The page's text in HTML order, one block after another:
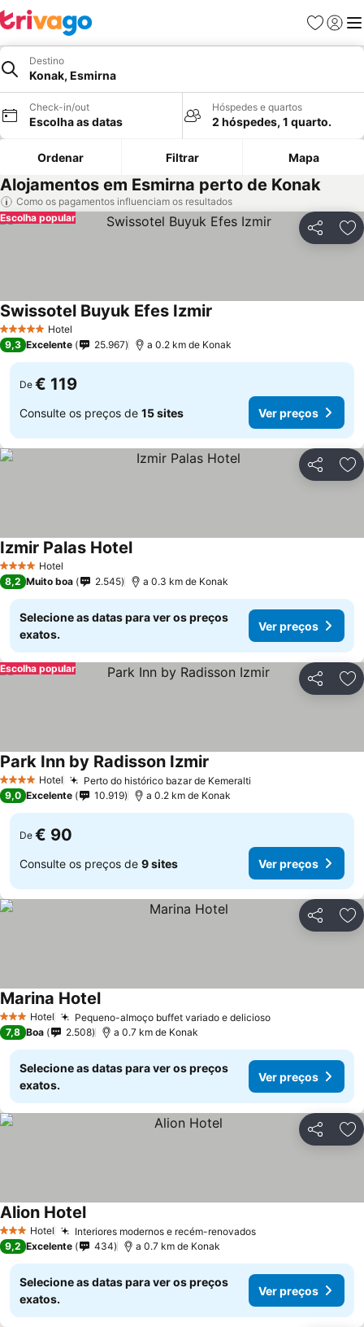
Favoritos
Iniciar
Destino
Konak, Esmirna
Check-in/out
Escolha as datas
Hóspedes e quartos
2 hóspedes, 1 quarto.
Ordenar Filtrar Mapa
Alojamentos em Esmirna perto de Konak
Como os pagamentos influenciam os resultados
Partilhar
Escolha popular
5 Estrelas Hotel
Swissotel Buyuk Efes Izmir
9,3 Excelente 25.967 a 0.2 km de Konak
De € 119
Consulte os preços de 15 sites Ver preços
Partilhar
4 EstrelasHotel
Izmir Palas Hotel
8,2 Muito boa 2.545 a 0.3 km de Konak
Selecione as datas para ver os preços
exatos.
Ver preços
Partilhar
Escolha popular
4 EstrelasHotel Perto do histórico bazar de Kemeralti
Park Inn by Radisson Izmir
9,0 Excelente 10.919 a 0.2 km de Konak
De € 90
Consulte os preços de 9 sites Ver preços
Partilhar
3 EstrelasHotel Pequeno-almoço buffet variado e delicioso
Marina Hotel
7,8 Boa 2.508 a 0.7 km de Konak
Selecione as datas para ver os preços
exatos.
Ver preços
Partilhar
3 EstrelasHotel Interiores modernos e recém-renovados
Alion Hotel
9,2 Excelente 434 a 0.7 km de Konak
Selecione as datas para ver os preços
exatos.
Ver preços